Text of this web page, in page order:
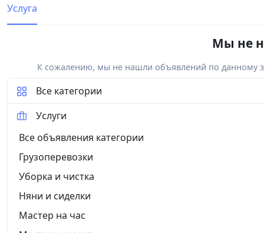
Услуга
Мы не
К сожалению, мы не нашли объявлений по данному
Все категории
Услуги
Все объявления категории
Грузоперевозки
Уборка и чистка
Няни и сиделки
Мастер на час